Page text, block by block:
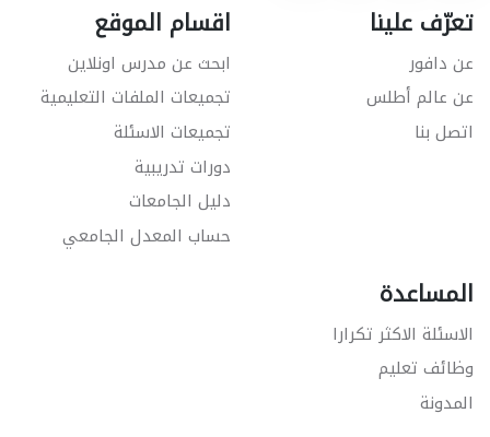
تعرّف علينا
عن دافور
عن عالم أطلس
اتصل بنا
اقسام الموقع
ابحث عن مدرس اونلاين
تجميعات الملفات التعليمية
تجميعات الاسئلة
دورات تدريبية
دليل الجامعات
حساب المعدل الجامعي
المساعدة
الاسئلة الاكثر تكرارا
وظائف تعليم
المدونة